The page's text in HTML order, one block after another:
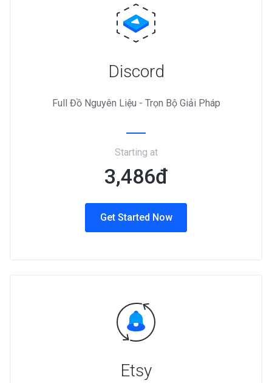
Discord
Full Đồ Nguyên Liệu - Trọn Bộ Giải Pháp
Starting at
3,486đ
Get Started Now
Etsy